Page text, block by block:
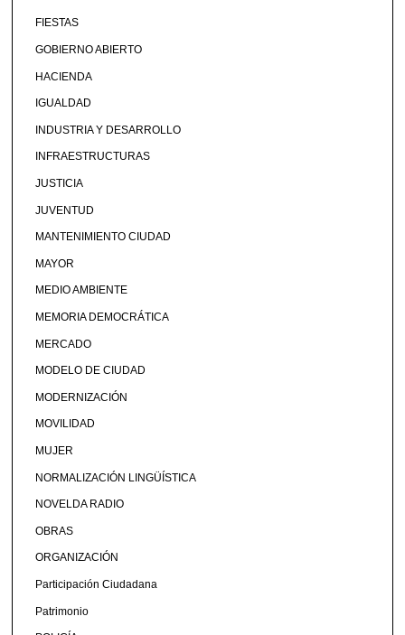
FIESTAS
GOBIERNO ABIERTO
HACIENDA
IGUALDAD
INDUSTRIA Y DESARROLLO
INFRAESTRUCTURAS
JUSTICIA
JUVENTUD
MANTENIMIENTO CIUDAD
MAYOR
MEDIO AMBIENTE
MEMORIA DEMOCRÁTICA
MERCADO
MODELO DE CIUDAD
MODERNIZACIÓN
MOVILIDAD
MUJER
NORMALIZACIÓN LINGÜÍSTICA
NOVELDA RADIO
OBRAS
ORGANIZACIÓN
Participación Ciudadana
Patrimonio